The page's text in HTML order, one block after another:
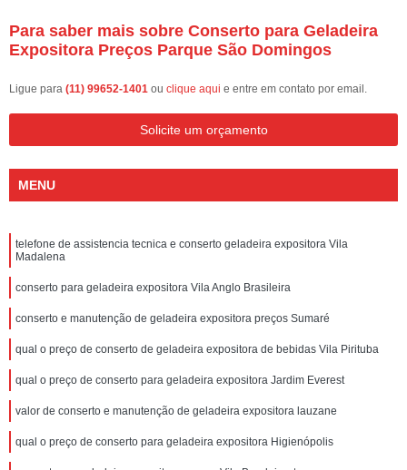
Para saber mais sobre Conserto para Geladeira
Expositora Preços Parque São Domingos
Ligue para (11) 99652-1401 ou clique aqui e entre em contato por email.
Solicite um orçamento
MENU
telefone de assistencia tecnica e conserto geladeira expositora Vila
Madalena
conserto para geladeira expositora Vila Anglo Brasileira
conserto e manutenção de geladeira expositora preços Sumaré
qual o preço de conserto de geladeira expositora de bebidas Vila Pirituba
qual o preço de conserto para geladeira expositora Jardim Everest
valor de conserto e manutenção de geladeira expositora lauzane
qual o preço de conserto para geladeira expositora Higienópolis